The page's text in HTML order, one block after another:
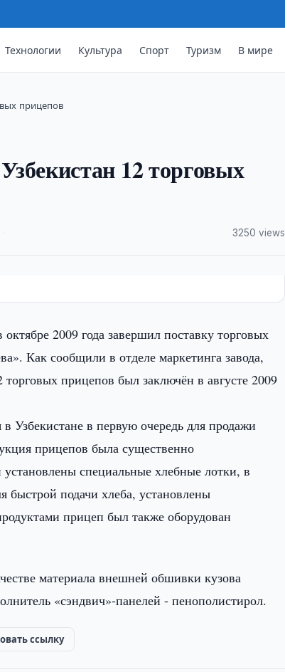
Технологии Культура Спорт Туризм В мире
прицепов
12 торговых
3250 views
2009 года завершил поставку торговых
Как сообщили в отделе маркетинга завода,
прицепов был заключён в августе 2009
Узбекистане в первую очередь для продажи
прицепов была существенно
специальные хлебные лотки, в
подачи хлеба, установлены
прицеп был также оборудован
материала внешней обшивки кузова
«сэндвич»-панелей - пенополистирол.
ссылку